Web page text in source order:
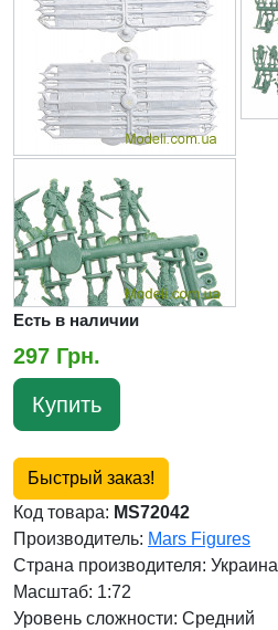
Есть в наличии
297 Грн.
Купить
Быстрый заказ!
Код товара: MS72042
Производитель: Mars Figures
Страна производителя: Украина
Масштаб: 1:72
Уровень сложности: Cредний